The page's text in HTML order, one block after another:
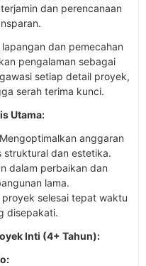
dan perencanaan
dan pemecahan
pengalaman sebagai
setiap detail proyek,
serah terima kunci.
Utama:
anggaran
struktural dan estetika.
dalam perbaikan dan
lama.
selesai tepat waktu
disepakati.
Inti (4+ Tahun):